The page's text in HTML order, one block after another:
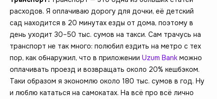
расходов. Я оплачиваю дорогу для дочки, её детский
сад находится в 20 минутах езды от дома, поэтому в
день уходит 30–50 тыс. сумов на такси. Сам трачусь на
транспорт не так много: полюбил ездить на метро с тех
пор, как обнаружил, что в приложении Uzum Bank можно
оплачивать проезд и возвращать около 20% кешбэком.
Таки образом я экономлю около 180 тыс. сумов в год. Ну
и люблю кататься на самокатах. На всё про всё лично